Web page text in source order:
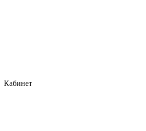
Кабинет